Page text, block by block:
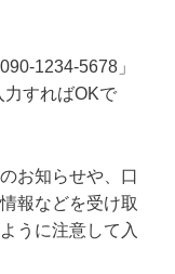
1234-5678」
すればOKで
お知らせや、口
報などを受け取
うに注意して入